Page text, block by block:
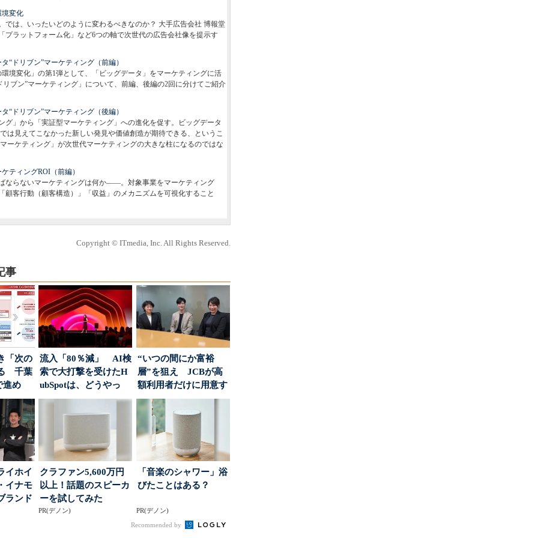
境変化
では、いったいどのように変わるべきなのか？ 大手広告会社 博報堂
プラットフォーム化」など6つの軸で次世代の広告会社像を提示す
ドリブン”マーケティング（前編）
境変化」の第1弾として、「ビッグデータ」をマーケティングに活
ブン”マーケティング」について、前編、後編の2回に分けてご紹介
ドリブン”マーケティング（後編）
グ」から「実証型マーケティング」への進化を促す。ビッグデータ
は見えてこなかった新しい発見や価値創造が期待できる、というこ
ーケティング」が次世代マーケティングの大きな柱になるのではな
ティングROI（前編）
ならないマーケティングは何か――。対象事業をマーケティング
客行動（顧客構造）」「収益」のメカニズムを可視化すること
Copyright © ITmedia, Inc. All Rights Reserved.
事
「次の
千葉
進め
流入「80％減」 AI検
索で大打撃を受けたH
ubSpotは、どうやっ
て“未来の顧...
“いつの間にか富裕
層”を狙え JCBが高
額利用者だけに用意す
る「特別体験」
イホイ
イナモ
ランド
クラファン5,600万円
以上！話題のスピーカ
ーを試してみた
PR(デノン)
「音楽のシャワー」浴
びたことはある？
PR(デノン)
Recommended by